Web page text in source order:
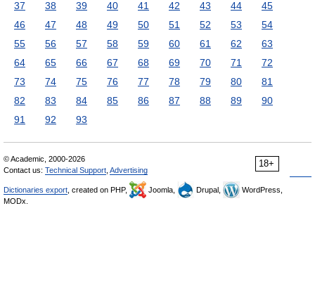
37
38 39 40 41 42 43 44
45
46
47 48 49 50 51 52 53
54
55
56 57 58 59 60 61 62
63
64
65 66 67 68 69 70 71
72
73
74 75 76 77 78 79 80
81
82
83 84 85 86 87 88 89
90
91
92 93
18+
© Academic, 2000-2026
Contact us: Technical Support Advertising
Dictionaries export , created on PHP, Joomla, Drupal,
WordPress,
MODx.